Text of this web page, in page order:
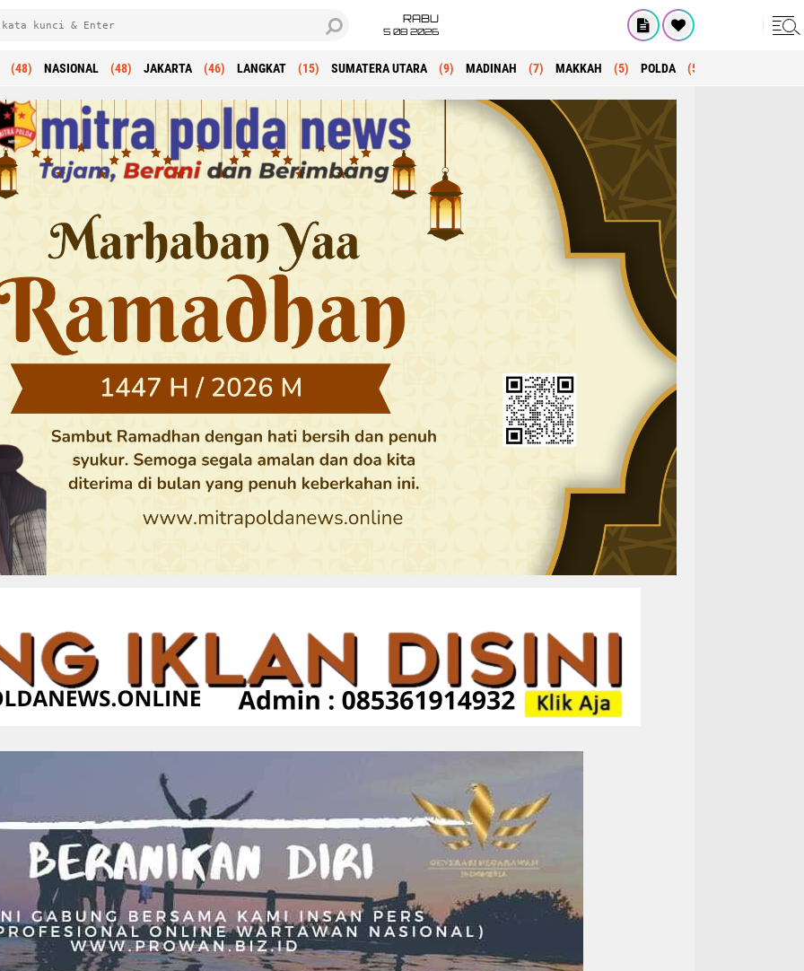
RABU
5 08 2026
(48) NASIONAL (48) JAKARTA (46) LANGKAT (15) SUMATERA UTARA (9) MADINAH (7) MAKKAH (5) POLDA (5)